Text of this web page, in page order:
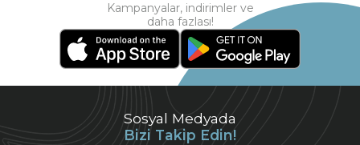
Sosyal Medyada
Bizi Takip Edin!
Kampanyalar, indirimler ve
daha fazlası!